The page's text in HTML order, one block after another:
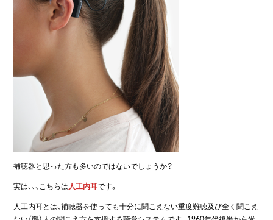
補聴器と思った方も多いのではないでしょうか？
実は、、、こちらは人工内耳です。
人工内耳とは、補聴器を使っても十分に聞こえない重度難聴及び全く聞こえ